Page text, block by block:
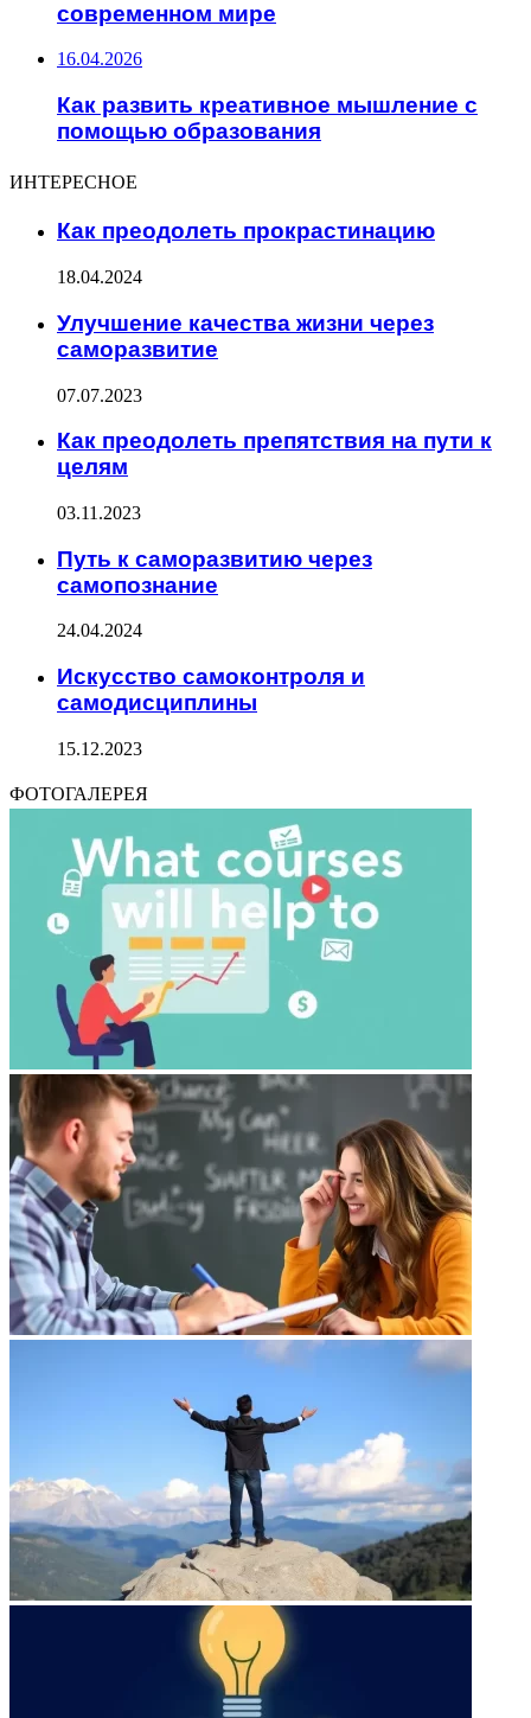
современном мире
16.04.2026
Как развить креативное мышление с
помощью образования
ИНТЕРЕСНОЕ
Как преодолеть прокрастинацию
18.04.2024
Улучшение качества жизни через
саморазвитие
07.07.2023
Как преодолеть препятствия на пути к
целям
03.11.2023
Путь к саморазвитию через
самопознание
24.04.2024
Искусство самоконтроля и
самодисциплины
15.12.2023
ФОТОГАЛЕРЕЯ